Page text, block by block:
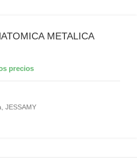
METALICA
precios
JESSAMY